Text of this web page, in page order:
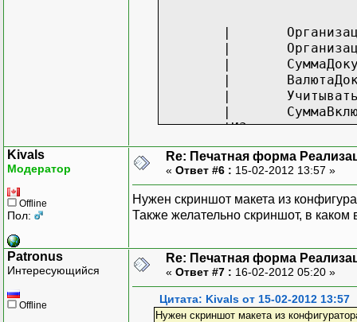
|
|
|
|
|
|
|ИЗ
|
|
|ГДЕ
Шапка =
ЗапросУслуги =
Kivals
Модератор
Offline
Пол:
Re: Печатная форма
« Ответ #6 : 15-02-2012 13:57 »
Нужен скриншот макета из
Также желательно скриншот, в каком
Patronus
Интересующийся
Offline
Re: Печатная форма
« Ответ #7 : 16-02-2012 05:20 »
Цитата: Kivals от 15-02-2012 13:57
Нужен скриншот макета из